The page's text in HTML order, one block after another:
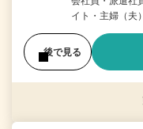
イト・主婦（夫
後で見る